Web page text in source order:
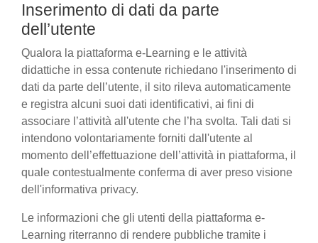
Inserimento di dati da parte
dell’utente
Qualora la piattaforma e-Learning e le attività
didattiche in essa contenute richiedano l'inserimento di
dati da parte dell’utente, il sito rileva automaticamente
e registra alcuni suoi dati identificativi, ai fini di
associare l’attività all'utente che l’ha svolta. Tali dati si
intendono volontariamente forniti dall'utente al
momento dell’effettuazione dell’attività in piattaforma, il
quale contestualmente conferma di aver preso visione
dell'informativa privacy.
Le informazioni che gli utenti della piattaforma e-
Learning riterranno di rendere pubbliche tramite i